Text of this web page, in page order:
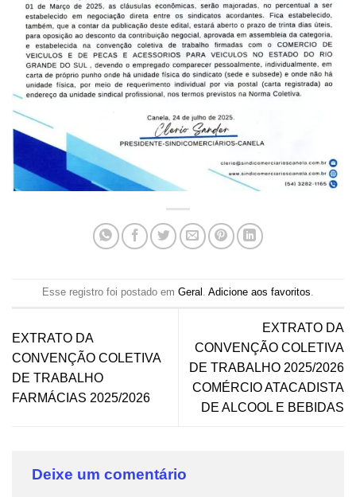
Esse registro foi postado em Geral . Adicione aos favoritos.
EXTRATO DA
CONVENÇÃO COLETIVA
DE TRABALHO
FARMÁCIAS 2025/2026
EXTRATO DA
CONVENÇÃO COLETIVA
DE TRABALHO 2025/2026
COMÉRCIO ATACADISTA
DE ALCOOL E BEBIDAS
Deixe um comentário